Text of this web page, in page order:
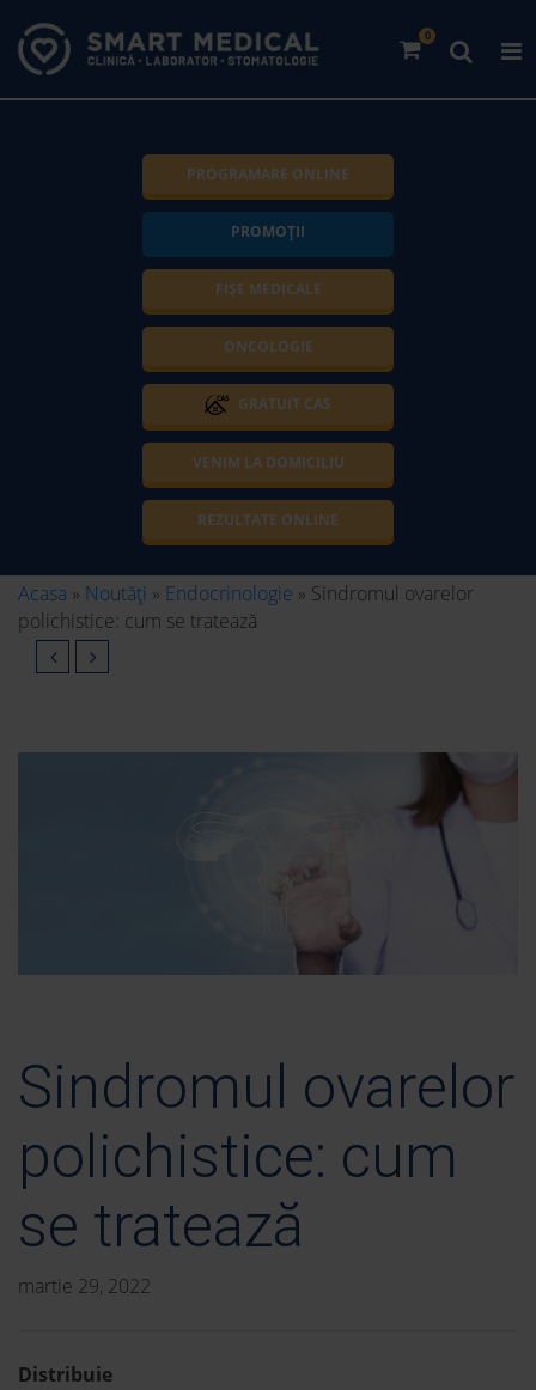
0
PROGRAMARE ONLINE
PROMOȚII
FIȘE MEDICALE
ONCOLOGIE
GRATUIT CAS
VENIM LA DOMICILIU
REZULTATE ONLINE
Acasa » Noutăți » Endocrinologie » Sindromul ovarelor
polichistice: cum se tratează
Sindromul ovarelor
polichistice: cum
se tratează
martie 29, 2022
Distribuie